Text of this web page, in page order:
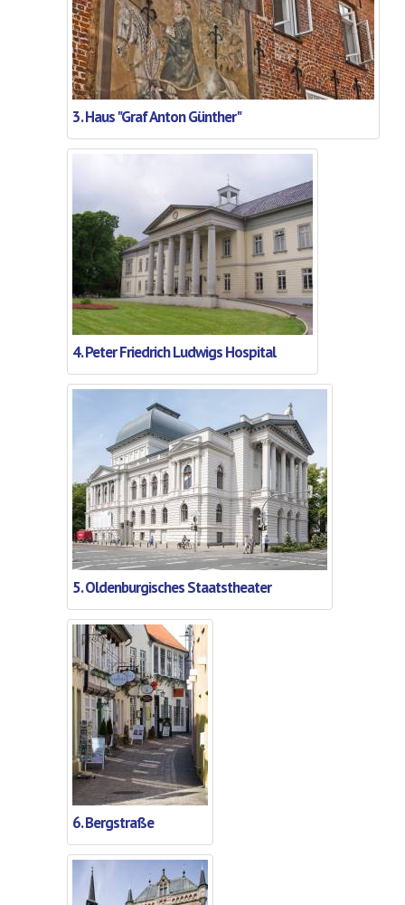
3. Haus "Graf Anton Günther"
4. Peter Friedrich Ludwigs Hospital
5. Oldenburgisches Staatstheater
6. Bergstraße